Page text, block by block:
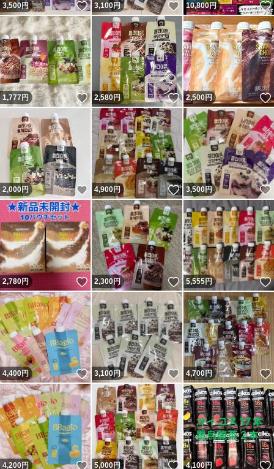
3,500円 いいね！
3,100円 いいね！
10,800円
1,777 円 いいね！
2,580円 いいね！
2,500円
2,000円 いいね！
4,900円 いいね！
3,500円
2,780円 いいね！
2,300円 いいね！
5,555円
4,400円 いいね！
3,100円 いいね！
4,700円
4,200円 いいね！
5,000円 いいね！
4,100円